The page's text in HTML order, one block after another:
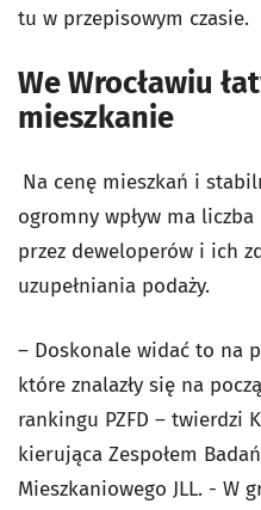
tu w przepisowym czasie.
We Wrocławiu
mieszkanie
Na cenę mieszkań i
ogromny wpływ ma
przez deweloperów i ich
uzupełniania podaży.
– Doskonale widać to na
które znalazły się na
rankingu PZFD – twierdzi
kierująca Zespołem
Mieszkaniowego JLL. - W